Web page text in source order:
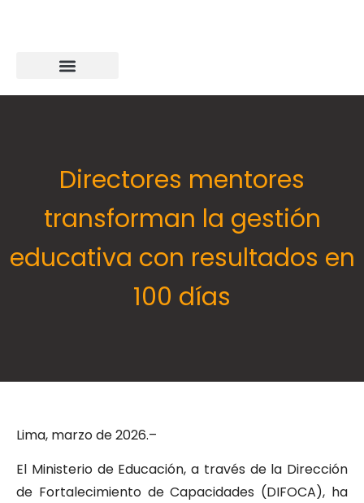
Directores mentores
transforman la gestión
educativa con resultados en
100 días
Lima, marzo de 2026.–
El Ministerio de Educación, a través de la Dirección
de Fortalecimiento de Capacidades (DIFOCA), ha